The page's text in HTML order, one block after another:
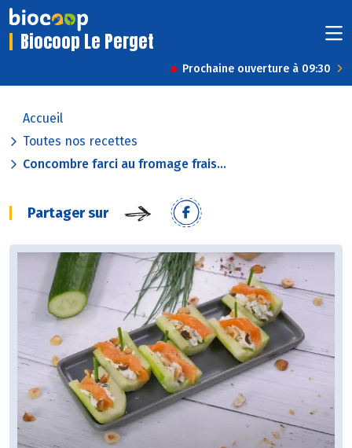
Biocoop Le Perget
Prochaine ouverture à 09:30
Accueil
Toutes nos recettes
Concombre farci au fromage frais...
Partager sur